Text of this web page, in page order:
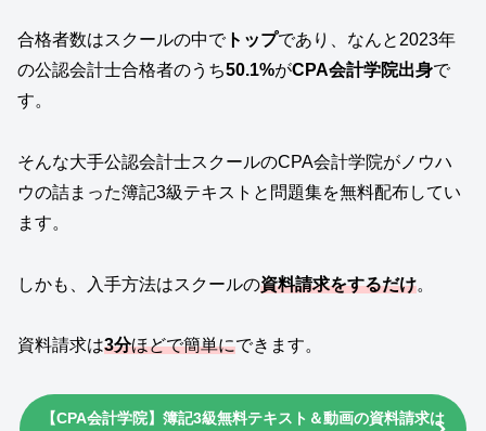
合格者数はスクールの中でトップであり、なんと2023年
の公認会計士合格者のうち50.1%がCPA会計学院出身で
す。
そんな大手公認会計士スクールのCPA会計学院がノウハ
ウの詰まった簿記3級テキストと問題集を無料配布してい
ます。
しかも、入手方法はスクールの資料請求をするだけ。
資料請求は3分ほどで簡単にできます。
【CPA会計学院】簿記3級無料テキスト＆動画の資料請求は